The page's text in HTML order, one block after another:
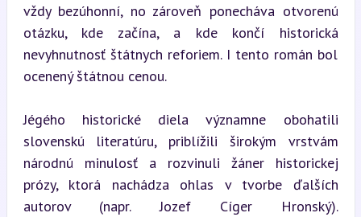
vždy bezúhonní, no zároveň ponecháva otvorenú
otázku, kde začína, a kde končí historická
nevyhnutnosť štátnych reforiem. I tento román bol
ocenený štátnou cenou.
Jégého historické diela významne obohatili
slovenskú literatúru, priblížili širokým vrstvám
národnú minulosť a rozvinuli žáner historickej
prózy, ktorá nachádza ohlas v tvorbe ďalších
autorov (napr. Jozef Cíger Hronský).